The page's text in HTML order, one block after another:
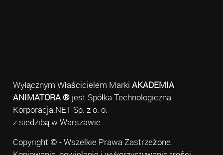
Wyłącznym Właścicielem Marki AKADEMIA
ANIMATORA ®jest Spółka Technologiczna
Korporacja.NET Sp. z o. o.
z siedzibą w Warszawie.
Copyright © - Wszelkie Prawa Zastrzeżone.